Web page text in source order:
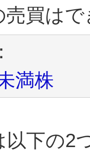
売買は
満株
以下の2